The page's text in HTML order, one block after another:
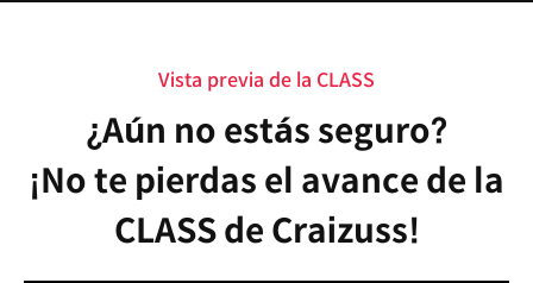
Vista previa de la CLASS
¿Aún no estás seguro?
¡No te pierdas el avance de la
CLASS de Craizuss!